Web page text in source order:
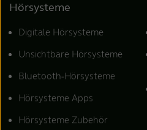
Hörsysteme
Digitale Hörsysteme
Unsichtbare Hörsysteme
Bluetooth-Hörsysteme
Hörsysteme Apps
Hörsysteme Zubehör